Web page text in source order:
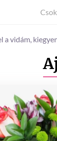
a vidám,